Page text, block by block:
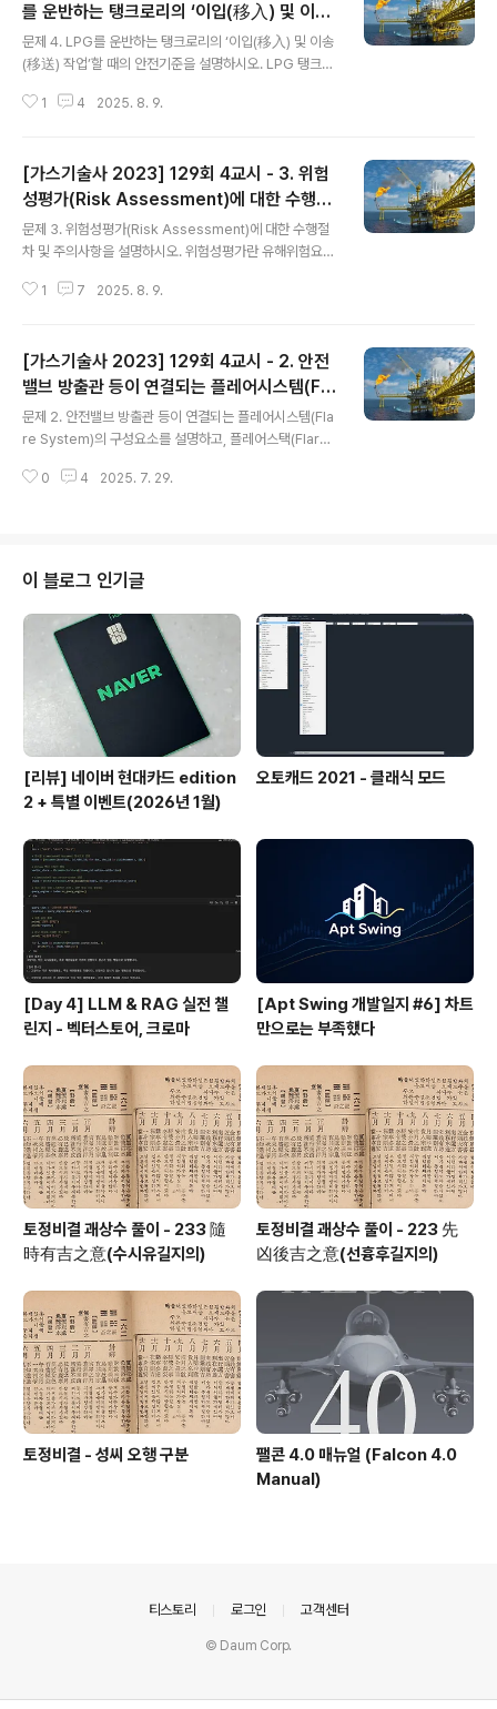
지되도록 한다.2) 수전해설비를 실내에 설치하는 경우 해
당 실 내의 산소 농도가 23.5% 이하가 되도록 유지한다.
3) 수전해설비를 실외에 설치하는 경우 눈, 비, 낙뢰 등으로
부터 보호할 수 있는 조치를 한다.4) 수전해설비의 수소 및
산소 방출관의 방출구는 다음 기준에 적합하도록 설치한
를 운반하는 탱크로리의 ‘이입(移入) 및 이송
(移送) 작업’할 때의 안전기준을 설명하시오.
문제 4. LPG를 운반하는 탱크로리의 ‘이입(移入) 및 이송
(移送) 작업’할 때의 안전기준을 설명하시오. LPG 탱크로
액체 LPG가 탱크로리와 저장탱크간 고압으로 이동하므
는 안전관리자 책임하 다음 조치를 취해야 한다.정차/시동
정지 : 차량을 정차시키고 브레이크를 건 다음, 엔진을 끄고
메인스위치 등 전기장치를 완전히 차단하여 스파크가 발생
하지 않도록 한다.고정목 설치 : 차량이 앞뒤로 움직이지 않
기 제거용 접지코드를 접지탭에 접속한다.화기유무 확인 :
1 4 2025. 8. 9.
[가스기술사 2023] 129회 4교시 - 3. 위험
성평가(Risk Assessment)에 대한 수행절
차 및 주의사항을 설명하시오.
문제 3. 위험성평가(Risk Assessment)에 대한 수행절
차 및 주의사항을 설명하시오. 위험성평가란 유해위험요인
험성을 판단하여 감소대책을 수립/실행하는 일련의 과정을
추진목표 설정, 위험성평가 실시 조직의 구성, 역할과 책임,
평가대상, 실시시기, 방법 및 추진절차, 주지방법, 유의사항
등2) 위험성평가에 관한 교육 실시사업주는 실시담당자 및
관계자에게 외부 교육기관의 필요한 교육을 수강하게 하거
나 사업장 자체적으로 근로자에게 위험성평가의 중요성,
실시방법 등을 교육시키는 것이 필요하다.3) 평가대상 선..
1 7 2025. 8. 9.
[가스기술사 2023] 129회 4교시 - 2. 안전
밸브 방출관 등이 연결되는 플레어시스템(Fla
re System)의 구성요소를 설명하고, 플레어
스택(Flare Stack)의 설치형태에 따른 ‘엘리
베이트형과 그라운드형의 차이점’을설명하시
오.
문제 2. 안전밸브 방출관 등이 연결되는 플레어시스템(Fla
re System)의 구성요소를 설명하고, 플레어스택(Flare
차이점’을설명하시오. 1. 플레어시스템의 구성요소1) 플레
유입 시 버닝레인(Burning Rain) 현상이 발생할 수 있으
므로, 유입되는 가스 중 액체를 분리하여 포집하는 설비이
다. 3) 액체밀봉드럼(Liquid Seal Drum)습식 Seal로써
플레어스택의 화염이 플레어시스템으로 거꾸로 전파되는
것을 막거나, 플레어헤더에 약간의 진공이 형성될..
0 4 2025. 7. 29.
이 블로그 인기글
[리뷰] 네이버 현대카드 edition
2 + 특별 이벤트(2026년 1월)
오토캐드 2021 - 클래식 모드
[Day 4] LLM & RAG 실전 챌
린지 - 벡터스토어, 크로마
[Apt Swing 개발일지 #6] 차트
만으로는 부족했다
토정비결 괘상수 풀이 - 233 隨
時有吉之意(수시유길지의)
토정비결 괘상수 풀이 - 223 先
凶後吉之意(선흉후길지의)
토정비결 - 성씨 오행 구분
팰콘 4.0 매뉴얼 (Falcon 4.0
Manual)
티스토리 로그인 고객센터
© Daum Corp.